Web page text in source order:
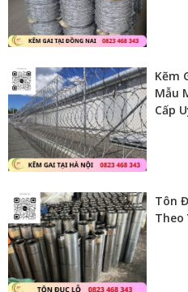
Kẽm
Mẫu
Cấp
Tôn
Theo